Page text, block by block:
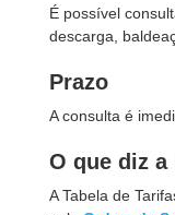
É possível
descarga,
Prazo
A consulta é
O que diz a
A Tabela de